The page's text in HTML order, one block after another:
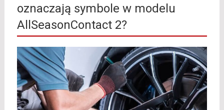
oznaczają symbole w modelu
AllSeasonContact 2?